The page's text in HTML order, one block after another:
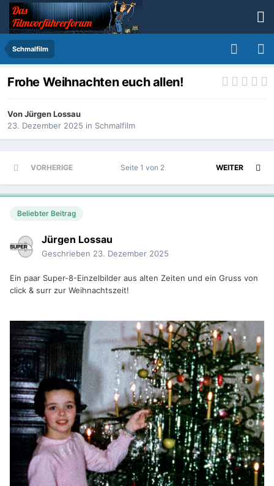
Schmalfilm
Frohe Weihnachten euch allen!
VonJürgen Lossau
23. Dezember 2025 in Schmalfilm
VORHERIGE WEITER
Seite 1 von 2
Beliebter Beitrag
Jürgen Lossau
Geschrieben 23. Dezember 2025
Ein paar Super-8-Einzelbilder aus alten Zeiten und ein Gruss von
click & surr zur Weihnachtszeit!